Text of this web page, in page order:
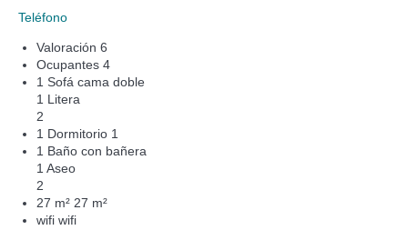
Teléfono
Valoración 6
Ocupantes 4
1 Sofá cama doble
1 Litera
2
1 Dormitorio 1
1 Baño con bañera
1 Aseo
2
27 m² 27 m²
wifi wifi